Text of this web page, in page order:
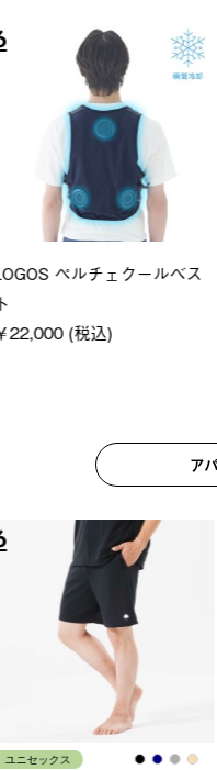
ペルチェクールベス
22,000 (税込)
ア
ニセックス